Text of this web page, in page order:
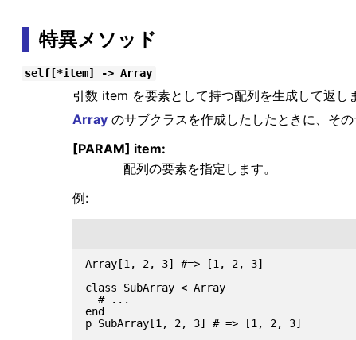
特異メソッド
self[*item] -> Array
引数 item を要素として持つ配列を生成して返し
Arrayのサブクラスを作成したしたときに、そ
[PARAM] item:
配列の要素を指定します。
例:
Array[1, 2, 3] #=> [1, 2, 3]
class SubArray < Array
  # ...
end